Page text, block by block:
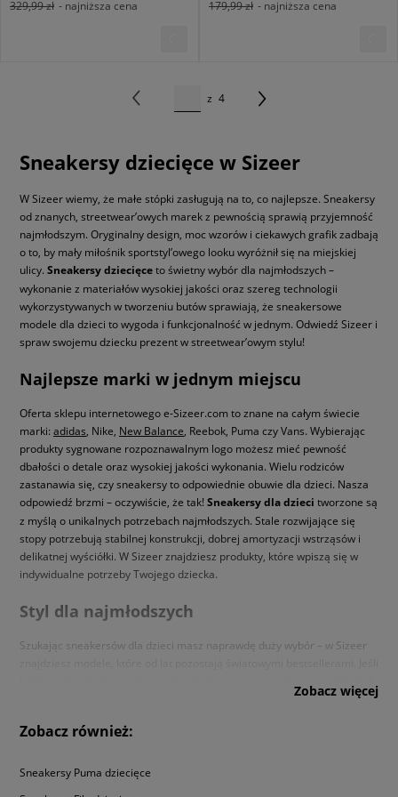
329,99 zł - najniższa cena 179,99 zł - najniższa cena
z 4
Sneakersy dziecięce w Sizeer
W Sizeer wiemy, że małe stópki zasługują na to, co najlepsze. Sneakersy
od znanych, streetwear’owych marek z pewnością sprawią przyjemność
najmłodszym. Oryginalny design, moc wzorów i ciekawych grafik zadbają
o to, by mały miłośnik sportstyl’owego looku wyróżnił się na miejskiej
ulicy. Sneakersy dziecięceto świetny wybór dla najmłodszych –
wykonanie z materiałów wysokiej jakości oraz szereg technologii
wykorzystywanych w tworzeniu butów sprawiają, że sneakersowe
modele dla dzieci to wygoda i funkcjonalność w jednym. Odwiedź Sizeer i
spraw swojemu dziecku prezent w streetwear’owym stylu!
Najlepsze marki w jednym miejscu
Oferta sklepu internetowego e-Sizeer.com to znane na całym świecie
marki: adidas , Nike, New Balance , Reebok, Puma czy Vans. Wybierając
produkty sygnowane rozpoznawalnym logo możesz mieć pewność
dbałości o detale oraz wysokiej jakości wykonania. Wielu rodziców
zastanawia się, czy sneakersy to odpowiednie obuwie dla dzieci. Nasza
odpowiedź brzmi – oczywiście, że tak! Sneakersy dla dzieci tworzone są
z myślą o unikalnych potrzebach najmłodszych. Stale rozwijające się
stopy potrzebują stabilnej konstrukcji, dobrej amortyzacji wstrząsów i
delikatnej wyściółki. W Sizeer znajdziesz produkty, które wpiszą się w
indywidualne potrzeby Twojego dziecka.
Styl dla najmłodszych
Szukając sneakersów dla dzieci masz naprawdę duży wybór – w Sizeer
inspirowany kortem tenisowym przypadnie do gustu wszystkim małym
modele od kultowej marki Nike. Buty sygnowane ikonicznym Swooshem
jakości wykonania? Postaw na
Zobacz więcej
Zobacz również:
Sneakersy Puma dziecięce